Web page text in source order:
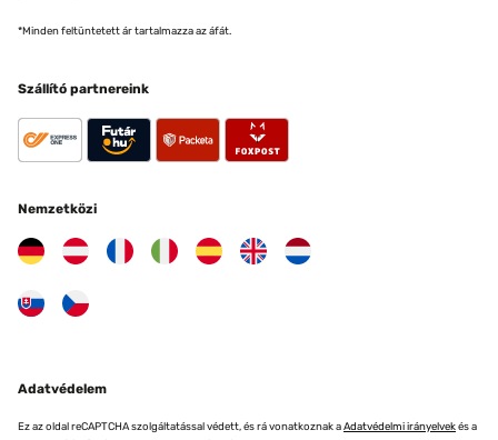
*Minden feltüntetett ár tartalmazza az áfát.
Szállító partnereink
Nemzetközi
Adatvédelem
Ez az oldal reCAPTCHA szolgáltatással védett, és rá vonatkoznak aAdatvédelmi irányelvekés a